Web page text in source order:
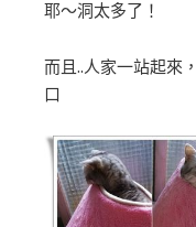
耶～洞太多了！
而且..人家一站起來
口